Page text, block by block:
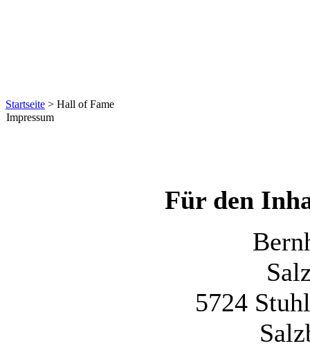
Startseite > Hall of Fame
Impressum
Für den
5724